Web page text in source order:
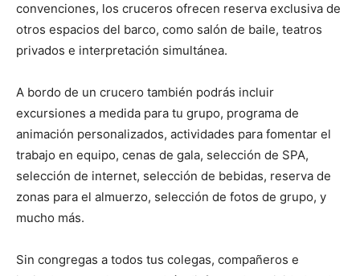
convenciones, los cruceros ofrecen reserva exclusiva de
otros espacios del barco, como salón de baile, teatros
privados e interpretación simultánea.
A bordo de un crucero también podrás incluir
excursiones a medida para tu grupo, programa de
animación personalizados, actividades para fomentar el
trabajo en equipo, cenas de gala, selección de SPA,
selección de internet, selección de bebidas, reserva de
zonas para el almuerzo, selección de fotos de grupo, y
mucho más.
Sin congregas a todos tus colegas, compañeros e